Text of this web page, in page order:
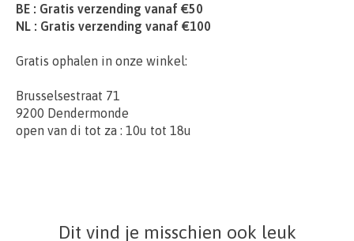
BE : Gratis verzending vanaf €50
NL : Gratis verzending vanaf €100
Gratis ophalen in onze winkel:
Brusselsestraat 71
9200 Dendermonde
open van di tot za : 10u tot 18u
Dit vind je misschien ook leuk